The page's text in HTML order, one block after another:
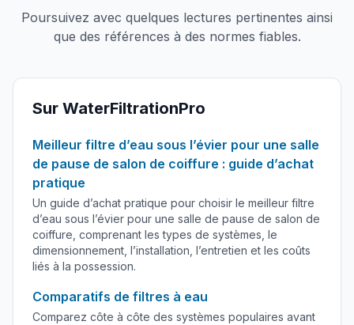
Poursuivez avec quelques lectures pertinentes ainsi
que des références à des normes fiables.
Sur WaterFiltrationPro
Meilleur filtre d’eau sous l’évier pour une salle
de pause de salon de coiffure : guide d’achat
pratique
Un guide d’achat pratique pour choisir le meilleur filtre
d’eau sous l’évier pour une salle de pause de salon de
coiffure, comprenant les types de systèmes, le
dimensionnement, l’installation, l’entretien et les coûts
liés à la possession.
Comparatifs de filtres à eau
Comparez côte à côte des systèmes populaires avant